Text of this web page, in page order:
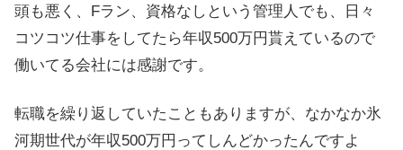
頭も悪く、Fラン、資格なしという管理人でも、日々
コツコツ仕事をしてたら年収500万円貰えているので
働いてる会社には感謝です。
転職を繰り返していたこともありますが、なかなか氷
河期世代が年収500万円ってしんどかったんですよ